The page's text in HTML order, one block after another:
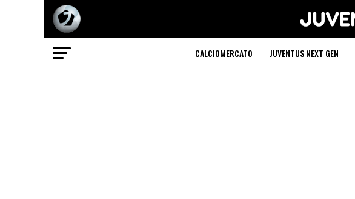
CALCIOMERCATO JUVENTUS NEXT GEN